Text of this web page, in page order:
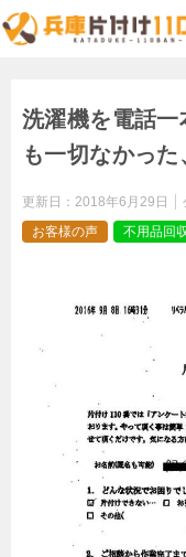
洗濯機を電話一
も一切なかった
更新日： 2018年6月29日
お客様の声
不用品回